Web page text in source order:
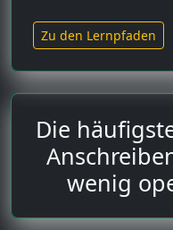
Zu den Lernpfaden
Die
wenig